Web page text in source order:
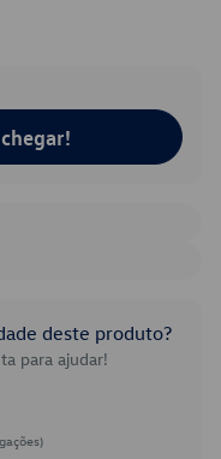
deste produto?
para ajudar!